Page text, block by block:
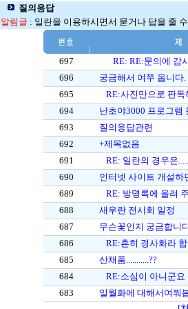
질의응답
알림글 : 일란을 이용하시면서 묻거나 답을 줄
697 RE: RE:문의에 감
696
궁금해서 여쭈 옵니다.
695
RE:사진만으로 판
694
난초야3000 프로그램
693
질의응답관련
692
+제목없음
691
RE: 일란의 경우은
690
인터넷 사이트 개설하
689
RE: 방명록에 올려
688
새우란 전시회 일정
687
무슨꽃인지 궁금합니
686
RE:흔히 경사화라
685
산채품...........??
684
RE:소심이 아니군요
683
일월화에 대해서여쭤